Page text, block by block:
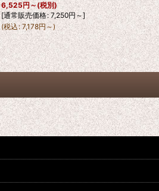
6,525円～(税別)
[通常販売価格: 7,250円～]
(税込: 7,178円～)